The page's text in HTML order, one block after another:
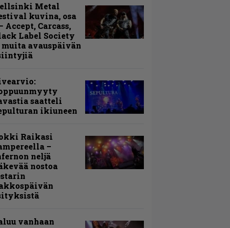
Metal
kuvina, osa
Accept, Carcass,
Label Society
muita avauspäivän
saatteli
ikiuneen
Raikasi
–
neljä
nostoa
vanhaan